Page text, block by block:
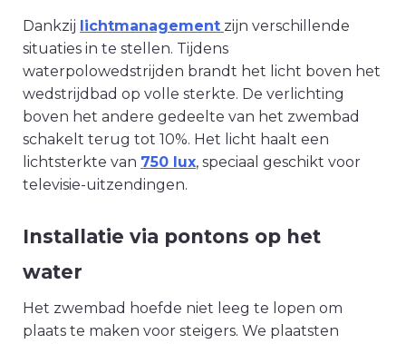
Dankzij lichtmanagement zijn verschillende
situaties in te stellen. Tijdens
waterpolowedstrijden brandt het licht boven het
wedstrijdbad op volle sterkte. De verlichting
boven het andere gedeelte van het zwembad
schakelt terug tot 10%. Het licht haalt een
lichtsterkte van 750 lux, speciaal geschikt voor
televisie-uitzendingen.
Installatie via pontons op het
water
Het zwembad hoefde niet leeg te lopen om
plaats te maken voor steigers. We plaatsten